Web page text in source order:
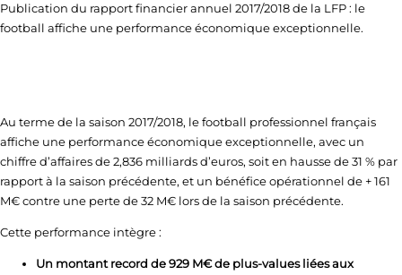
Publication du rapport financier annuel 2017/2018 de la LFP : le
football affiche une performance économique exceptionnelle.
Au terme de la saison 2017/2018, le football professionnel français
affiche une performance économique exceptionnelle, avec un
chiffre d’affaires de 2,836 milliards d’euros, soit en hausse de 31 % par
rapport à la saison précédente, et un bénéfice opérationnel de + 161
M€ contre une perte de 32 M€ lors de la saison précédente.
Cette performance intègre :
Un montant record de 929 M€ de plus-values liées aux